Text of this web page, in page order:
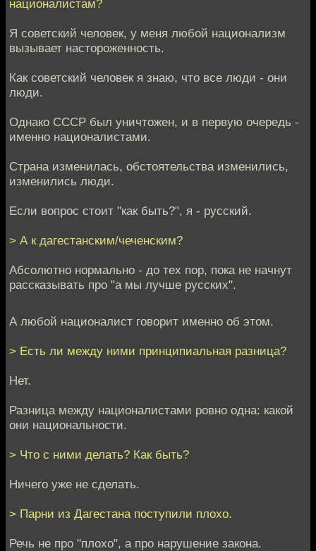
националистам?
Я советский человек, у меня любой национализм
вызывает настороженность.
Как советский человек я знаю, что все люди - они
люди.
Однако СССР был уничтожен, и в первую очередь -
именно националистами.
Страна изменилась, обстоятельства изменились,
изменились люди.
Если вопрос стоит "как быть?", я - русский.
> А к дагестанским/чеченским?
Абсолютно нормально - до тех пор, пока не начнут
рассказывать про "а мы лучше русских".
А любой националист говорит именно об этом.
> Есть ли между ними принципиальная разница?
Нет.
Разница между националистами ровно одна: какой
они национальности.
> Что с ними делать? Как быть?
Ничего уже не сделать.
> Парни из Дагестана поступили плохо.
Речь не про "плохо", а про нарушение закона.